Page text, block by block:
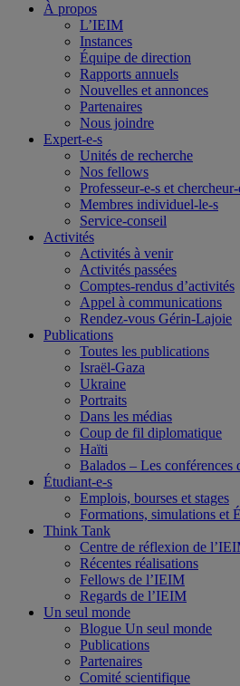
À propos
L’IEIM
Instances
Équipe de direction
Rapports annuels
Nouvelles et annonces
Partenaires
Nous joindre
Expert-e-s
Unités de recherche
Nos fellows
Professeur-e-s et
Membres individuel-le-s
Service-conseil
Activités
Activités à venir
Activités passées
Comptes-rendus d’activités
Appel à communications
Rendez-vous Gérin-Lajoie
Publications
Toutes les publications
Israël-Gaza
Ukraine
Portraits
Dans les médias
Coup de fil diplomatique
Haïti
Balados – Les conférences
Étudiant-e-s
Emplois, bourses et stages
Formations, simulations et
Think Tank
Centre de réflexion de
Récentes réalisations
Fellows de l’IEIM
Regards de l’IEIM
Un seul monde
Blogue Un seul monde
Publications
Partenaires
Comité scientifique